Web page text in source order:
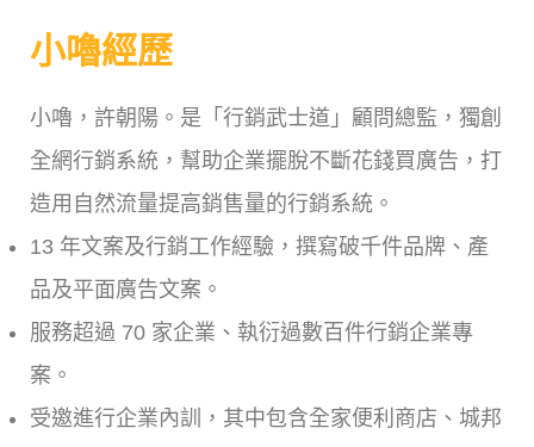
小嚕經歷
小嚕，許朝陽。是「行銷武士道」顧問總監，獨創
全網行銷系統，幫助企業擺脫不斷花錢買廣告，打
造用自然流量提高銷售量的行銷系統。
13 年文案及行銷工作經驗，撰寫破千件品牌、產
品及平面廣告文案。
服務超過 70 家企業、執衍過數百件行銷企業專
案。
受邀進行企業內訓，其中包含全家便利商店、城邦